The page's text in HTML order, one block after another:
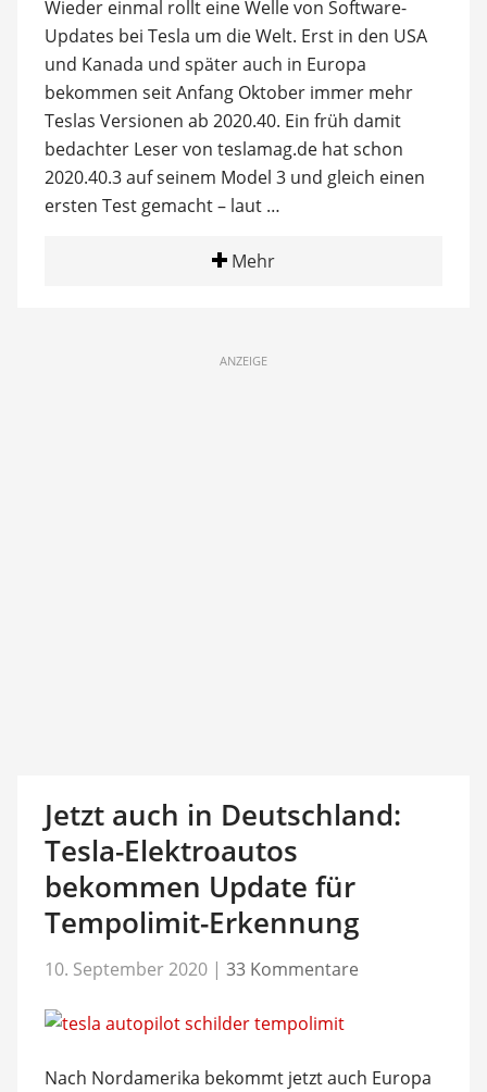
Wieder einmal rollt eine Welle von Software-
Updates bei Tesla um die Welt. Erst in den USA
und Kanada und später auch in Europa
bekommen seit Anfang Oktober immer mehr
Teslas Versionen ab 2020.40. Ein früh damit
bedachter Leser von teslamag.de hat schon
2020.40.3 auf seinem Model 3 und gleich einen
ersten Test gemacht – laut …
Mehr
ANZEIGE
Jetzt auch in Deutschland:
Tesla-Elektroautos
bekommen Update für
Tempolimit-Erkennung
10. September 2020 | 33 Kommentare
Nach Nordamerika bekommt jetzt auch Europa